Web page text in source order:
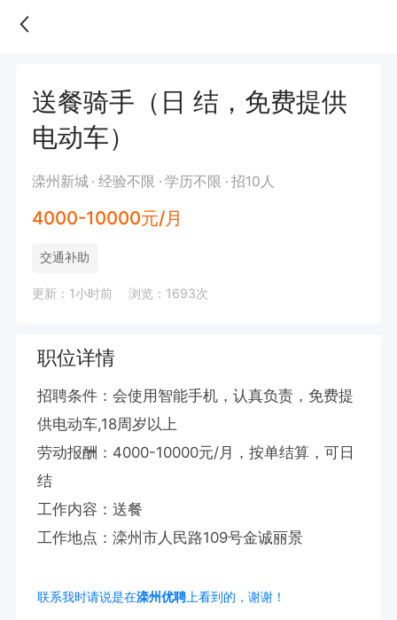
送餐骑手（日 结，免费提供
电动车）
滦州新城 经验不限 学历不限 招10人
4000-10000元/月
交通补助
更新：1小时前 浏览：1693次
职位详情
招聘条件：会使用智能手机，认真负责，免费提
供电动车,18周岁以上
劳动报酬：4000-10000元/月，按单结算，可日
结
工作内容：送餐
工作地点：滦州市人民路109号金诚丽景
联系我时请说是在滦州优聘上看到的，谢谢！